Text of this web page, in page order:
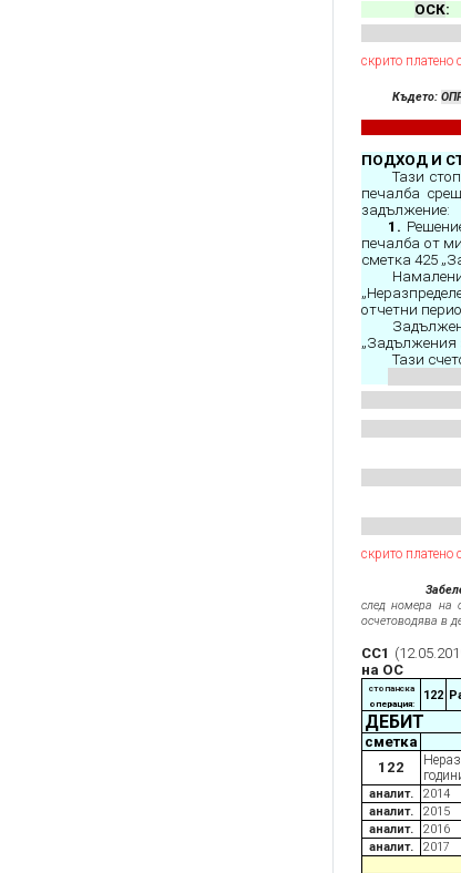
ОСК:
скрито
Където:
ПОДХОД И
Тази
печалба
задължение:
1.
печалба от
сметка 425
отчетни
„Задължения
Тази
скрито
след номера на
осчетоводява в
СС1
на ОС
стопанска
операция:
122
ДЕБИТ
сметка
122
аналит. 2014
аналит.
2015
аналит.
2016
аналит.
2017